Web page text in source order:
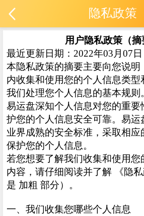
隐私政策
用户隐私政策（摘
最近更新日期：2022年03月07日
本隐私政策的摘要主要向您说明
内收集和使用您的个人信息类型
我们处理您个人信息的基本规则
易运盘深知个人信息对您的重要
护您的个人信息安全可靠。易
业界成熟的安全标准，采取相
保护您的个人信息。
若您想要了解我们收集和使用您
内容，请仔细阅读并了解 《隐
是 加粗 部分）。
一、我们收集您哪些个人信息